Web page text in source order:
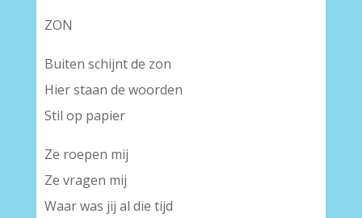
ZON
Buiten schijnt de zon
Hier staan de woorden
Stil op papier
Ze roepen mij
Ze vragen mij
Waar was jij al die tijd